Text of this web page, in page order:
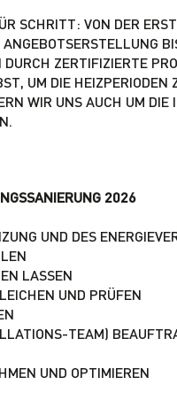
SCHRITT: VON DER
ZERTIFIZIERTE
UM DIE HEIZPERIODEN
WIR UNS AUCH UM
2026
UND DES
LASSEN
UND PRÜFEN
TEAM)
UND OPTIMIEREN